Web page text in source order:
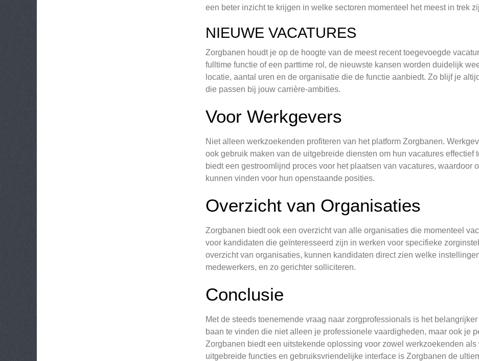
een beter inzicht te krijgen in welke sectoren momenteel het meest in trek
NIEUWE VACATURES
Zorgbanen houdt je op de hoogte van de meest recent toegevoegde
fulltime functie of een parttime rol, de nieuwste kansen worden duidelijk
locatie, aantal uren en de organisatie die de functie aanbiedt. Zo blijf je
die passen bij jouw carrière-ambities.
Voor Werkgevers
Niet alleen werkzoekenden profiteren van het platform Zorgbanen.
ook gebruik maken van de uitgebreide diensten om hun vacatures effectief
biedt een gestroomlijnd proces voor het plaatsen van vacatures, waardoor
kunnen vinden voor hun openstaande posities.
Overzicht van Organisaties
Zorgbanen biedt ook een overzicht van alle organisaties die momenteel
voor kandidaten die geïnteresseerd zijn in werken voor specifieke
overzicht van organisaties, kunnen kandidaten direct zien welke
medewerkers, en zo gerichter solliciteren.
Conclusie
Met de steeds toenemende vraag naar zorgprofessionals is het
baan te vinden die niet alleen je professionele vaardigheden, maar ook je
Zorgbanen biedt een uitstekende oplossing voor zowel werkzoekenden
uitgebreide functies en gebruiksvriendelijke interface is Zorgbanen de